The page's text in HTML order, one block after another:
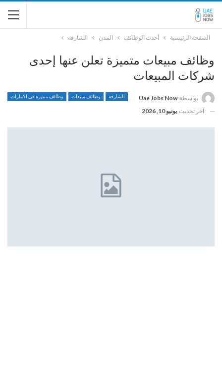
الصفحة الرئيسية أحدث الوظائف المدن الشارقة
وظائف مبيعات متميزة تعلن عنها إحدى
شركات المبيعات
الشارقة وظائف مبيعات وظائف مميزة في الامارات بواسطة Uae Jobs Now
آخر تحديث يونيو 10, 2026